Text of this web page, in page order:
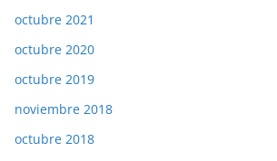
octubre 2021
octubre 2020
octubre 2019
noviembre 2018
octubre 2018